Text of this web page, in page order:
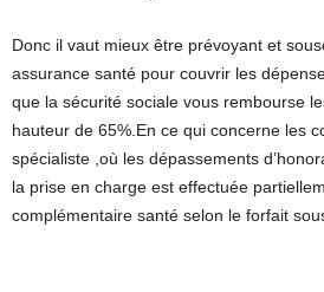
Donc il vaut mieux être prévoyant et
assurance santé pour couvrir les
que la sécurité sociale vous rembourse
hauteur de 65%.En ce qui concerne les
spécialiste ,où les dépassements
la prise en charge est effectuée
complémentaire santé selon le forfait